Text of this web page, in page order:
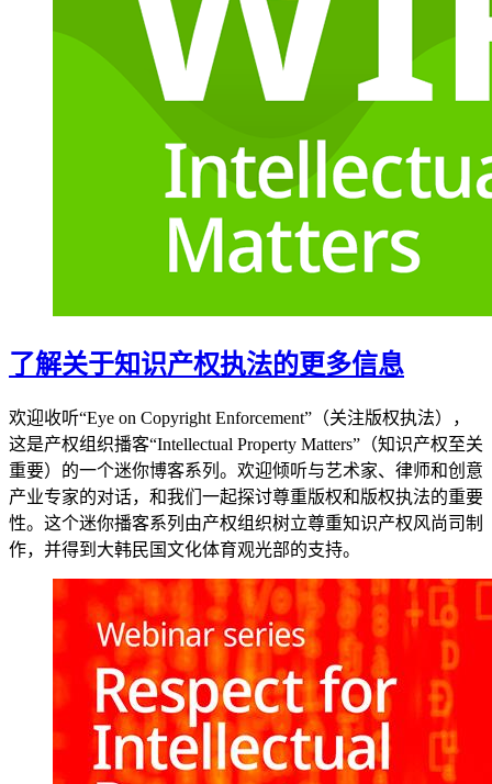
了解关于知识产权执法的更多信息
欢迎收听“Eye on Copyright Enforcement”（关注版权执法），
这是产权组织播客“Intellectual Property Matters”（知识产权至关
重要）的一个迷你博客系列。欢迎倾听与艺术家、律师和创意
产业专家的对话，和我们一起探讨尊重版权和版权执法的重要
性。这个迷你播客系列由产权组织树立尊重知识产权风尚司制
作，并得到大韩民国文化体育观光部的支持。